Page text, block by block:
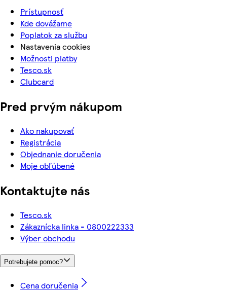
Prístupnosť
Kde dovážame
Poplatok za službu
Nastavenia cookies
Možnosti platby
Tesco.sk
Clubcard
Pred prvým nákupom
Ako nakupovať
Registrácia
Objednanie doručenia
Moje obľúbené
Kontaktujte nás
Tesco.sk
Zákaznícka linka - 0800222333
Výber obchodu
Potrebujete pomoc?
Cena doručenia